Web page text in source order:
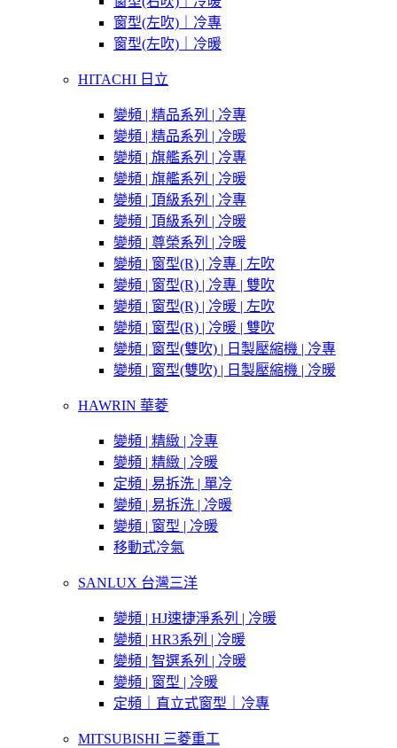
窗型(左吹)｜冷專
窗型(左吹)｜冷暖
HITACHI 日立
變頻 | 精品系列 | 冷專
變頻 | 精品系列 | 冷暖
變頻 | 旗艦系列 | 冷專
變頻 | 旗艦系列 | 冷暖
變頻 | 頂級系列 | 冷專
變頻 | 頂級系列 | 冷暖
變頻 | 尊榮系列 | 冷暖
變頻 | 窗型(R) | 冷專 | 左吹
變頻 | 窗型(R) | 冷專 | 雙吹
變頻 | 窗型(R) | 冷暖 | 左吹
變頻 | 窗型(R) | 冷暖 | 雙吹
變頻 | 窗型(雙吹) | 日製壓縮機 | 冷專
變頻 | 窗型(雙吹) | 日製壓縮機 | 冷暖
HAWRIN 華菱
變頻 | 精緻 | 冷專
變頻 | 精緻 | 冷暖
定頻 | 易拆洗 | 單冷
變頻 | 易拆洗 | 冷暖
變頻 | 窗型 | 冷暖
移動式冷氣
SANLUX 台灣三洋
變頻 | HJ速捷淨系列 | 冷暖
變頻 | HR3系列 | 冷暖
變頻 | 智選系列 | 冷暖
變頻 | 窗型 | 冷暖
定頻｜直立式窗型｜冷專
MITSUBISHI 三菱重工